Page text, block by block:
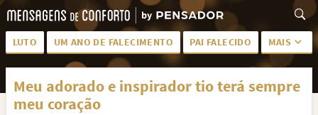
LUTO UM ANO DE FALECIMENTO PAI FALECIDO MAIS
LUTO PARA AMIGA PALAVRAS
SAUDADES DA MÃE
Meu adorado e inspirador tio terá sempre
meu coração